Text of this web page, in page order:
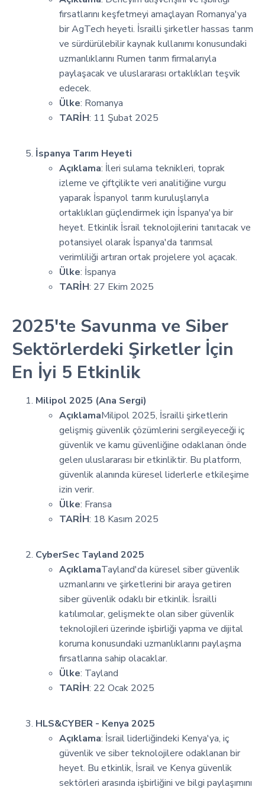
fırsatlarını keşfetmeyi amaçlayan Romanya'ya
bir AgTech heyeti. İsrailli şirketler hassas tarım
ve sürdürülebilir kaynak kullanımı konusundaki
uzmanlıklarını Rumen tarım firmalarıyla
paylaşacak ve uluslararası ortaklıkları teşvik
edecek.
Ülke: Romanya
TARİH: 11 Şubat 2025
İspanya Tarım Heyeti
Açıklama: İleri sulama teknikleri, toprak
izleme ve çiftçilikte veri analitiğine vurgu
yaparak İspanyol tarım kuruluşlarıyla
ortaklıkları güçlendirmek için İspanya'ya bir
heyet. Etkinlik İsrail teknolojilerini tanıtacak ve
potansiyel olarak İspanya'da tarımsal
verimliliği artıran ortak projelere yol açacak.
Ülke: İspanya
TARİH: 27 Ekim 2025
2025'te Savunma ve Siber
Sektörlerdeki Şirketler İçin
En İyi 5 Etkinlik
Milipol 2025 (Ana Sergi)
AçıklamaMilipol 2025, İsrailli şirketlerin
gelişmiş güvenlik çözümlerini sergileyeceği iç
güvenlik ve kamu güvenliğine odaklanan önde
gelen uluslararası bir etkinliktir. Bu platform,
güvenlik alanında küresel liderlerle etkileşime
izin verir.
Ülke: Fransa
TARİH: 18 Kasım 2025
CyberSec Tayland 2025
AçıklamaTayland'da küresel siber güvenlik
uzmanlarını ve şirketlerini bir araya getiren
siber güvenlik odaklı bir etkinlik. İsrailli
katılımcılar, gelişmekte olan siber güvenlik
teknolojileri üzerinde işbirliği yapma ve dijital
koruma konusundaki uzmanlıklarını paylaşma
fırsatlarına sahip olacaklar.
Ülke: Tayland
TARİH: 22 Ocak 2025
HLS&CYBER - Kenya 2025
Açıklama: İsrail liderliğindeki Kenya'ya, iç
güvenlik ve siber teknolojilere odaklanan bir
heyet. Bu etkinlik, İsrail ve Kenya güvenlik
sektörleri arasında işbirliğini ve bilgi paylaşımını